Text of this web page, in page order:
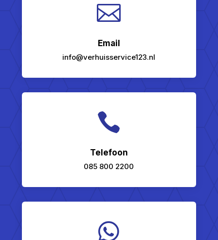

Email
info@verhuisservice123.nl

Telefoon
085 800 2200
